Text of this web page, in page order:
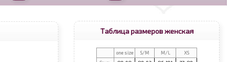
Таблица размеров женская
one size S/M M/L
XS